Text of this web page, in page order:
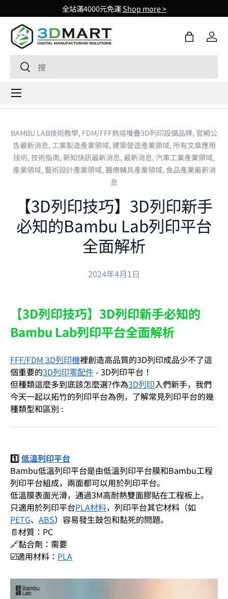
Skip to content
全站滿4000元免運Shop more >
Search
Search
購物袋登入
Menu
BAMBU LAB技術教學, FDM/FFF熱熔堆疊3D列印設備品牌, 官網公
告最新消息, 工業製造產業領域, 建築營造產業領域, 所有文章應用
技術, 技術指南, 新知快訊最新消息, 最新消息, 汽車工業產業領域,
產業領域, 藝術設計產業領域, 醫療輔具產業領域, 食品產業最新消
息
【3D列印技巧】3D列印新手
必知的Bambu Lab列印平台
全面解析
2024年4月1日
【3D列印技巧】3D列印新手必知的
Bambu Lab列印平台全面解析
FFF/FDM 3D列印機裡創造高品質的3D列印成品少不了這
個重要的3D列印零配件- 3D列印平台 ！
但種類這麼多到底該怎麼選?作為3D列印入們新手，我們
今天一起以拓竹的列印平台為例，了解常見列印平台的幾
種類型和區別 :
1️⃣低溫列印平台
Bambu低溫列印平台是由低溫列印平台膜和Bambu工程
列印平台組成，兩面都可以用於列印平台。
低溫膜表面光滑，通過3M高耐熱雙面膠貼在工程板上。
只適用於列印平台PLA材料，列印平台其它材料（如
PETG、 ABS）容易發生鼓包和黏死的問題。
📄材質：PC
🔗黏合劑：需要
☑️適用材料： PLA